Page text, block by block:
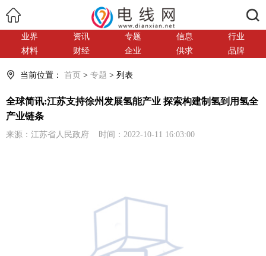
业界 资讯 专题 信息
行业
材料
财经 企业 供求 品牌
当前位置： 首页 > 专题 > 列表
全球简讯:江苏支持徐州发展氢能产业 探索构建制氢到用氢全
产业链条
来源：江苏省人民政府 时间：2022-10-11 16:03:00